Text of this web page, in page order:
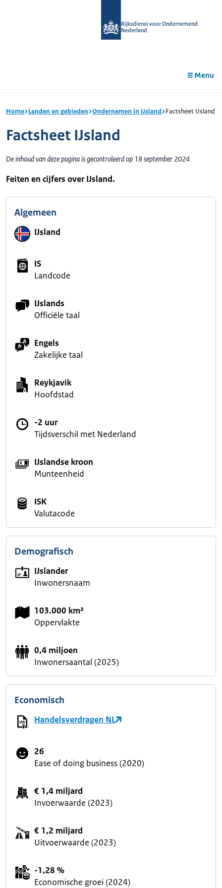
Rijksdienst voor Ondernemend
Nederland
Menu
Home Landen en gebieden Ondernemen in IJsland Factsheet IJsland
Factsheet IJsland
De inhoud van deze pagina is gecontroleerd op 18 september 2024
Feiten en cijfers over IJsland.
Algemeen
IJsland
IS
Landcode
IJslands
Officiële taal
Engels
Zakelijke taal
Reykjavik
Hoofdstad
-2 uur
Tijdsverschil met Nederland
IJslandse kroon
Munteenheid
ISK
Valutacode
Demografisch
IJslander
Inwonersnaam
103.000 km²
Oppervlakte
0,4 miljoen
Inwonersaantal (2025)
Economisch
Handelsverdragen NL
26
Ease of doing business (2020)
€ 1,4 miljard
Invoerwaarde (2023)
€ 1,2 miljard
Uitvoerwaarde (2023)
-1,28 %
Economische groei (2024)